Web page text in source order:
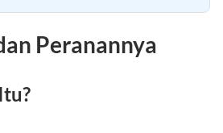
Peranannya